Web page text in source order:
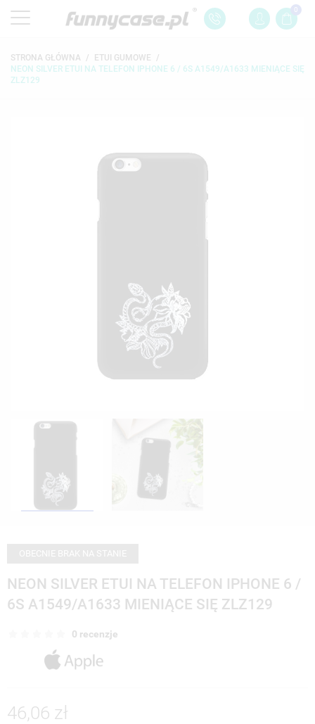
0
STRONA GŁÓWNA
ETUI GUMOWE
NEON SILVER ETUI NA TELEFON IPHONE 6 / 6S A1549/A1633 MIENIĄCE SIĘ
ZLZ129
NEON SILVER ETUI NA TELEFON IPHONE 6 /
6S A1549/A1633 MIENIĄCE SIĘ ZLZ129
0 recenzje
46,06 zł